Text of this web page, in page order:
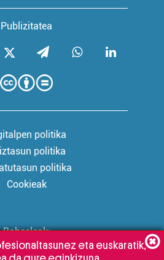
Publizitatea
politika
politika
politika
Cookieak
Babesleak:
eta euskaratik,